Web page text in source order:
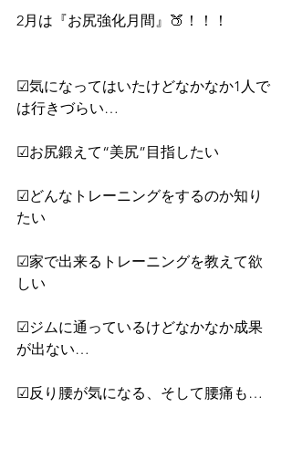
2月は『お尻強化月間』🍑！！！
☑︎気になってはいたけどなかなか1人で
は行きづらい…
☑︎お尻鍛えて“美尻”目指したい
☑︎どんなトレーニングをするのか知り
たい
☑︎家で出来るトレーニングを教えて欲
しい
☑︎ジムに通っているけどなかなか成果
が出ない…
☑︎反り腰が気になる、そして腰痛も…